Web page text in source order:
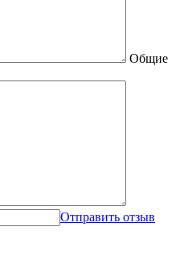
Общие
Отправить отзыв